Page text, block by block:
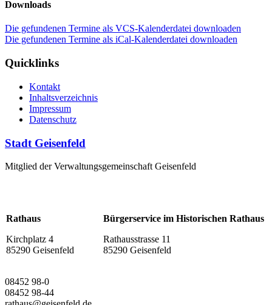
Downloads
Die gefundenen Termine als VCS-Kalenderdatei downloaden
Die gefundenen Termine als iCal-Kalenderdatei downloaden
Quicklinks
Kontakt
Inhaltsverzeichnis
Impressum
Datenschutz
Stadt Geisenfeld
Mitglied der Verwaltungsgemeinschaft Geisenfeld
Rathaus
Kirchplatz 4
85290 Geisenfeld
Bürgerservice im Historischen Rathaus
Rathausstrasse 11
85290 Geisenfeld
08452 98-0
08452 98-44